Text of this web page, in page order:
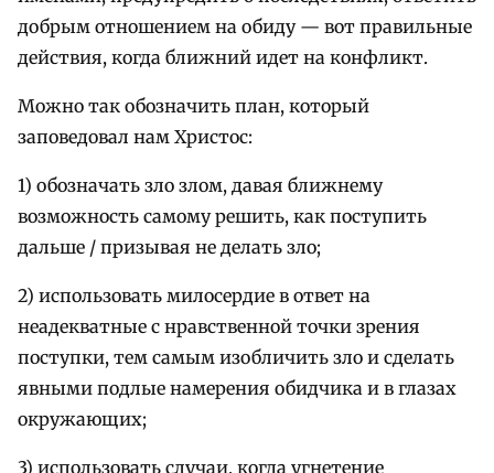
добрым отношением на обиду — вот правильные
действия, когда ближний идет на конфликт.
Можно так обозначить план, который
заповедовал нам Христос:
1) обозначать зло злом, давая ближнему
возможность самому решить, как поступить
дальше / призывая не делать зло;
2) использовать милосердие в ответ на
неадекватные с нравственной точки зрения
поступки, тем самым изобличить зло и сделать
явными подлые намерения обидчика и в глазах
окружающих;
3) использовать случаи, когда угнетение